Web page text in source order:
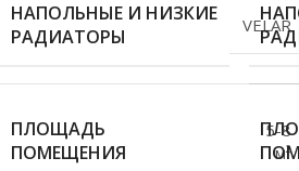
НАПОЛЬНЫЕ И НИЗКИЕ
РАДИАТОРЫ
VELAR
ПЛОЩАДЬ
ПОМЕЩЕНИЯ
5-8
м²